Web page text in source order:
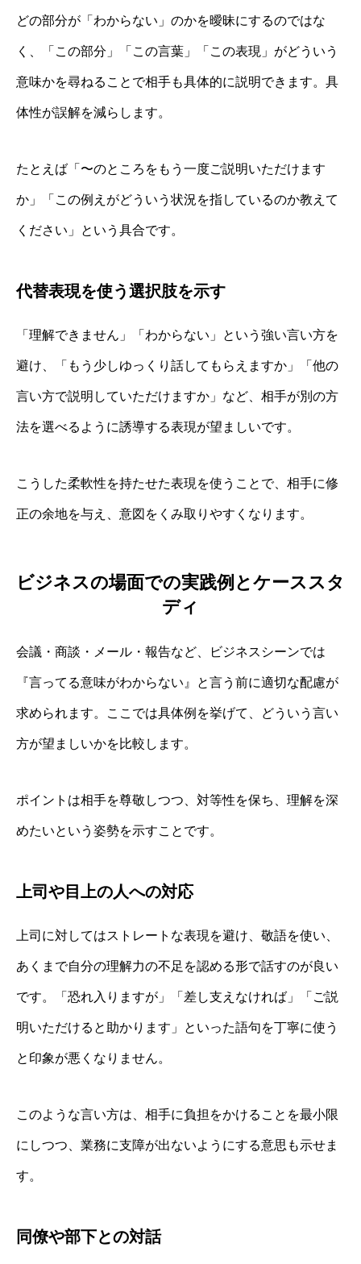
どの部分が「わからない」のかを曖昧にするのではな
く、「この部分」「この言葉」「この表現」がどういう
意味かを尋ねることで相手も具体的に説明できます。具
体性が誤解を減らします。
たとえば「〜のところをもう一度ご説明いただけます
か」「この例えがどういう状況を指しているのか教えて
ください」という具合です。
代替表現を使う選択肢を示す
「理解できません」「わからない」という強い言い方を
避け、「もう少しゆっくり話してもらえますか」「他の
言い方で説明していただけますか」など、相手が別の方
法を選べるように誘導する表現が望ましいです。
こうした柔軟性を持たせた表現を使うことで、相手に修
正の余地を与え、意図をくみ取りやすくなります。
ビジネスの場面での実践例とケーススタ
ディ
会議・商談・メール・報告など、ビジネスシーンでは
『言ってる意味がわからない』と言う前に適切な配慮が
求められます。ここでは具体例を挙げて、どういう言い
方が望ましいかを比較します。
ポイントは相手を尊敬しつつ、対等性を保ち、理解を深
めたいという姿勢を示すことです。
上司や目上の人への対応
上司に対してはストレートな表現を避け、敬語を使い、
あくまで自分の理解力の不足を認める形で話すのが良い
です。「恐れ入りますが」「差し支えなければ」「ご説
明いただけると助かります」といった語句を丁寧に使う
と印象が悪くなりません。
このような言い方は、相手に負担をかけることを最小限
にしつつ、業務に支障が出ないようにする意思も示せま
す。
同僚や部下との対話